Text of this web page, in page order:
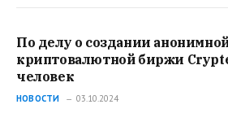
По делу о создании
криптовалютной биржи
человек
НОВОСТИ 03.10.2024